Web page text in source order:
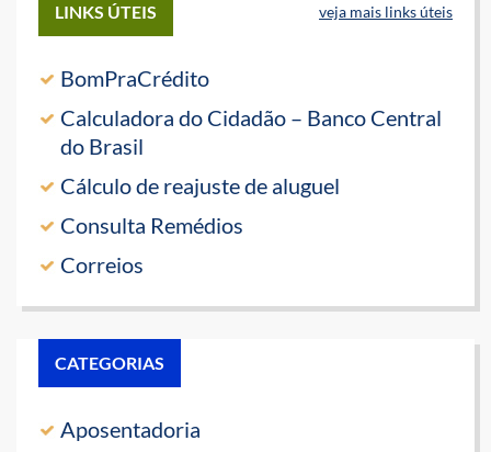
LINKS ÚTEIS veja mais links úteis
BomPraCrédito
Calculadora do Cidadão – Banco Central
do Brasil
Cálculo de reajuste de aluguel
Consulta Remédios
Correios
CATEGORIAS
Aposentadoria